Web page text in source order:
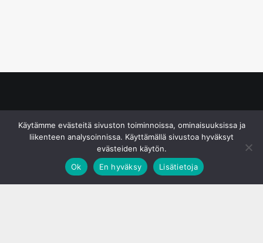
Käytämme evästeitä sivuston toiminnoissa, ominaisuuksissa ja
liikenteen analysoinnissa. Käyttämällä sivustoa hyväksyt
evästeiden käytön.
Ok
En hyväksy Lisätietoja